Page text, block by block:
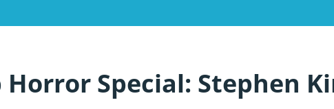
Horror Special: Stephen